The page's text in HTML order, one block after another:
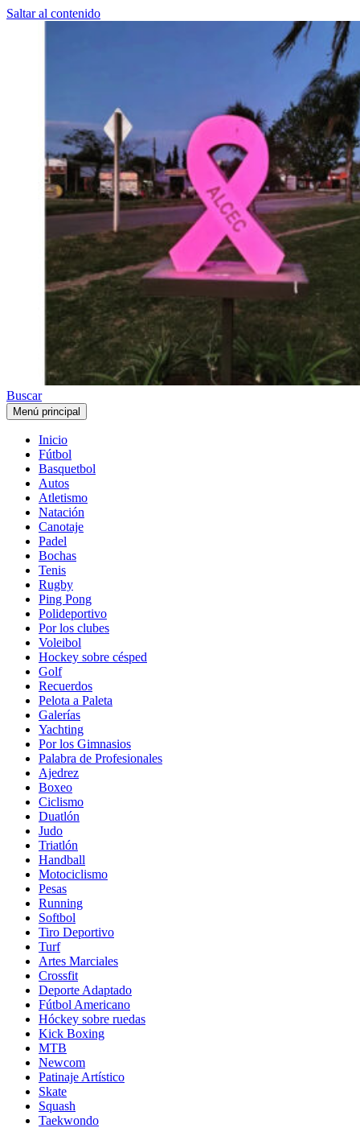
Saltar al contenido
Buscar
Menú principal
Inicio
Fútbol
Basquetbol
Autos
Atletismo
Natación
Canotaje
Padel
Bochas
Tenis
Rugby
Ping Pong
Polideportivo
Por los clubes
Voleibol
Hockey sobre césped
Golf
Recuerdos
Pelota a Paleta
Galerías
Yachting
Por los Gimnasios
Palabra de Profesionales
Ajedrez
Boxeo
Ciclismo
Duatlón
Judo
Triatlón
Handball
Motociclismo
Pesas
Running
Softbol
Tiro Deportivo
Turf
Artes Marciales
Crossfit
Deporte Adaptado
Fútbol Americano
Hóckey sobre ruedas
Kick Boxing
MTB
Newcom
Patinaje Artístico
Skate
Squash
Taekwondo